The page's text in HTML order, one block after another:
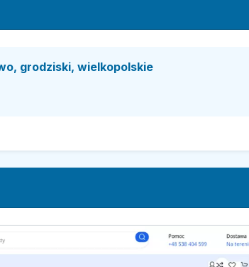
grodziski, wielkopolskie